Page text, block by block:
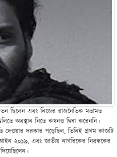
ছিলেন এবং নিজের রাজনৈতিক মতামত
অবস্থান নিতে কখনও দ্বিধা করেননি।
দরকার পড়েছিল, তিনিই প্রথম কাজটি
২০১৯, এবং জাতীয় নাগরিকের নিবন্ধকের